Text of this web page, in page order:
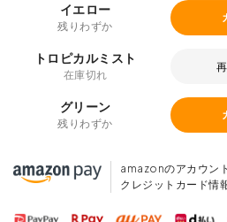
イエロー
残りわずか
トロピカルミスト
在庫切れ
グリーン
残りわずか
amazonのアカウン
クレジットカード情